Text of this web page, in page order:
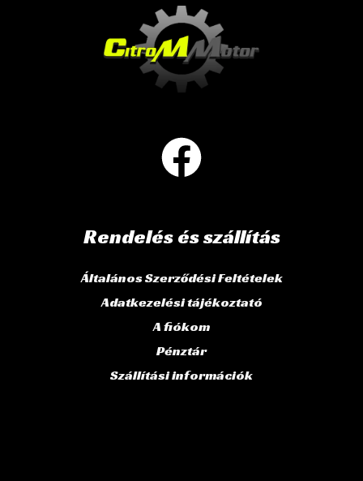
Rendelés és szállítás
Általános Szerződési Feltételek
Adatkezelési tájékoztató
A fiókom
Pénztár
Szállítási információk